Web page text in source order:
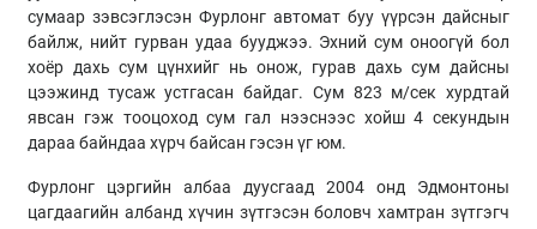
сумаар зэвсэглэсэн Фурлонг автомат буу үүрсэн дайсныг
байлж, нийт гурван удаа бууджээ. Эхний сум оноогүй бол
хоёр дахь сум цүнхийг нь онож, гурав дахь сум дайсны
цээжинд тусаж устгасан байдаг. Сум 823 м/cек хурдтай
явсан гэж тооцоход сум гал нээснээс хойш 4 секундын
дараа байндаа хүрч байсан гэсэн үг юм.
Фурлонг цэргийн албаа дуусгаад 2004 онд Эдмонтоны
цагдаагийн албанд хүчин зүтгэсэн боловч хамтран зүтгэгч